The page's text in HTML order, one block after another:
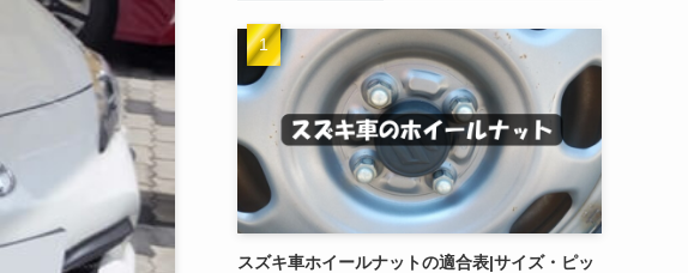
スズキ車ホイールナットの適合表|サイズ・ピッ